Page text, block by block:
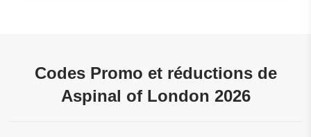
Codes Promo et réductions de
Aspinal of London 2026